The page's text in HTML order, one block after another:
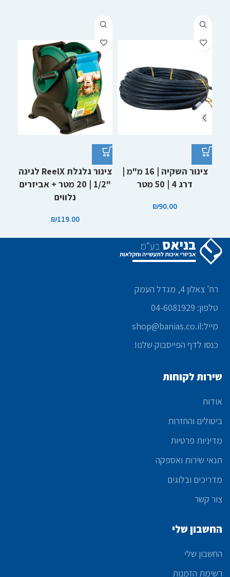
צינור השקיה | 16 מ"מ |
דרג 4 | 50 מטר
₪90.00
צינור גלגלת ReelX לגינה
"1/2 | 20 מטר + אביזרים
נלווים
₪119.00
רח' צאלון 4, מגדל העמק
טלפון: 04-6081929
מייל:shop@banias.co.il
כנסו לדף הפייסבוק שלנו!
שירות לקוחות
אודות
ביטולים והחזרות
מדיניות פרטיות
תנאי שירות ואספקה
מדריכים ובלוגים
צור קשר
החשבון שלי
החשבון שלי
רשימת הזמנות